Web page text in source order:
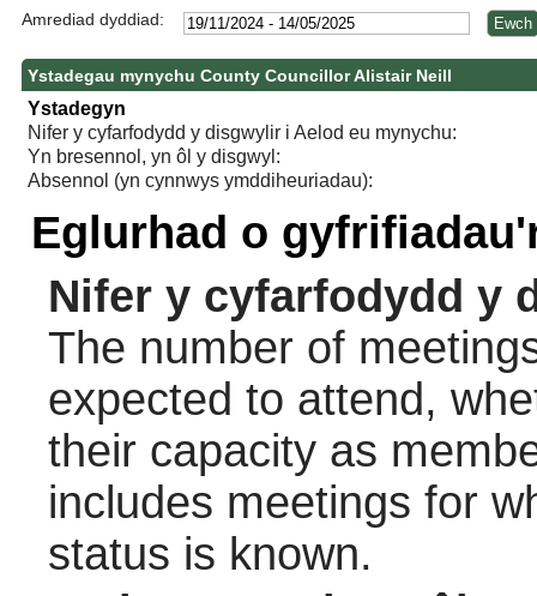
Amrediad dyddiad:
Ystadegau mynychu County Councillor Alistair Neill
Ystadegyn
Nifer y cyfarfodydd y disgwylir i Aelod eu mynychu:
Yn bresennol, yn ôl y disgwyl:
Absennol (yn cynnwys ymddiheuriadau):
Eglurhad o
Nifer y cyfarfodydd y
The number of
expected to attend,
their capacity as
includes meetings for
status is known.